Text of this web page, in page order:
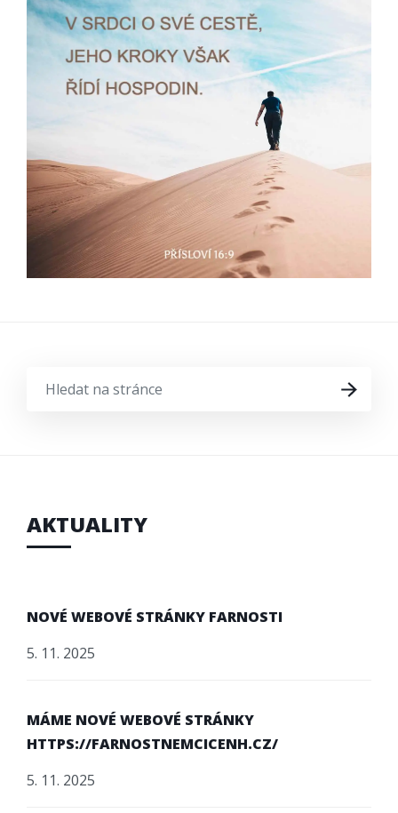
HLEDAT
AKTUALITY
NOVÉ WEBOVÉ STRÁNKY FARNOSTI
5. 11. 2025
MÁME NOVÉ WEBOVÉ STRÁNKY
HTTPS://FARNOSTNEMCICENH.CZ/
5. 11. 2025